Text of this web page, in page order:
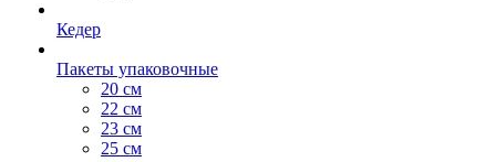
Кедер
Пакеты упаковочные
20 см
22 см
23 см
25 см